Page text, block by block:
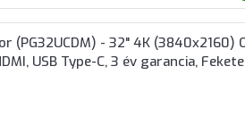
(PG32UCDM) - 32" 4K (3840x2160)
USB Type-C, 3 év garancia,